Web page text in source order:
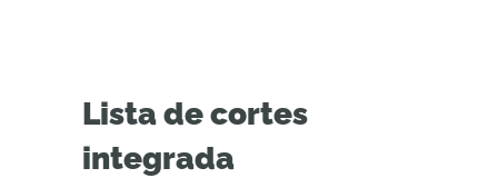
Lista de cortes
integrada